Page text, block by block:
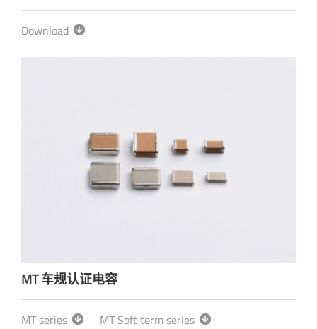
Download
MT 车规认证电容
MT series MT Soft term series